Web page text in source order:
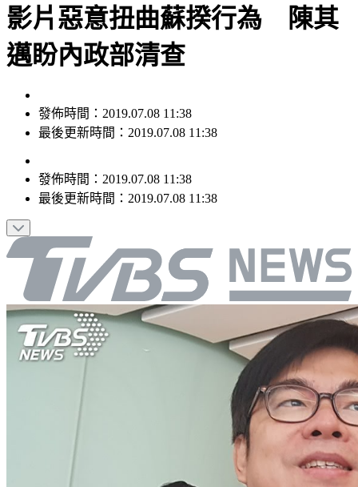
影片惡意扭曲蘇揆行為 陳其
邁盼內政部清查
發佈時間：2019.07.08 11:38
最後更新時間：2019.07.08 11:38
發佈時間： 2019.07.08 11:38
最後更新時間： 2019.07.08 11:38